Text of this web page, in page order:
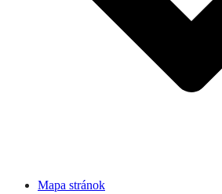
Mapa stránok